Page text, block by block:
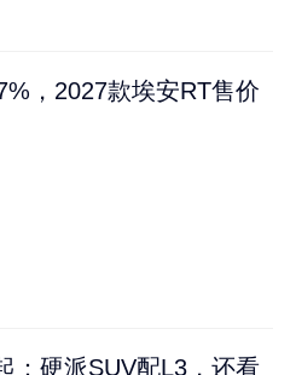
，2027款埃安RT售价
：硬派SUV配L3，还看